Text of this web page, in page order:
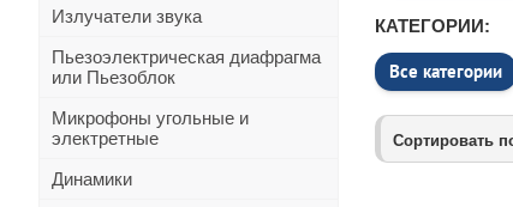
Излучатели звука
Пьезоэлектрическая диафрагма
или Пьезоблок
Микрофоны угольные и
электретные
Динамики
КАТЕГОРИИ:
Все категории
Сортировать